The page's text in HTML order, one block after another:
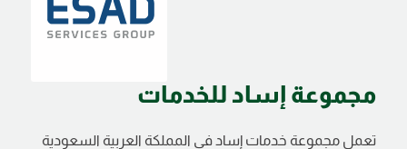
مجموعة إساد للخدمات
تعمل مجموعة خدمات إساد في المملكة العربية السعودية